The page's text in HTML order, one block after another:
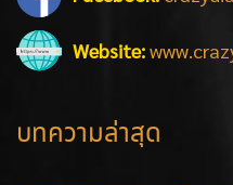
Website:
บทความล่าสุด